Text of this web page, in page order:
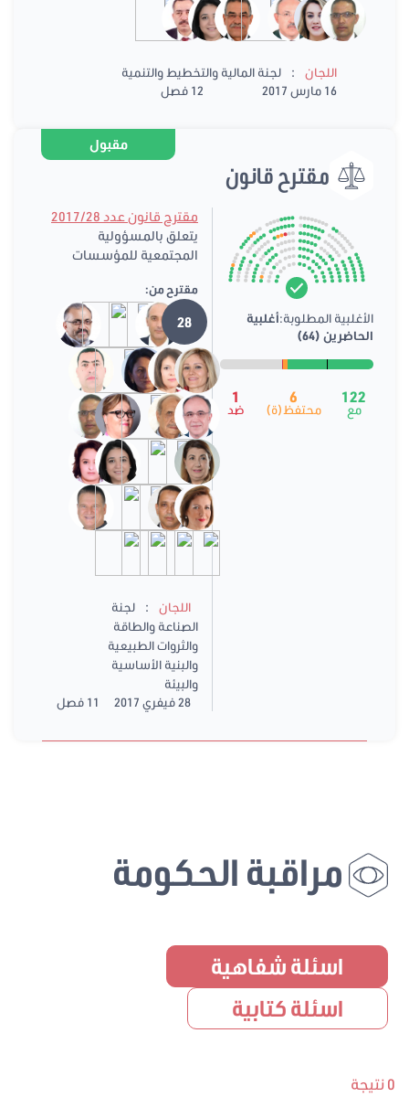
اللجان :
لجنة المالية والتخطيط والتنمية
16 مارس 2017
12 فصل
مقبول
مقترح قانون
الأغلبية المطلوبة:أغلبية
الحاضرين (64)
122
مع
6
محتفظ(ة)
1
ضد
مقترح قانون عدد 2017/28
يتعلق بالمسؤولية
المجتمعية للمؤسسات
مقترح من:
28
اللجان :
لجنة
الصناعة والطاقة
والثروات الطبيعية
والبنية الأساسية
والبيئة
28 فيفري 2017
11 فصل
مراقبة الحكومة
اسئلة شفاهية
اسئلة كتابية
0 نتيجة